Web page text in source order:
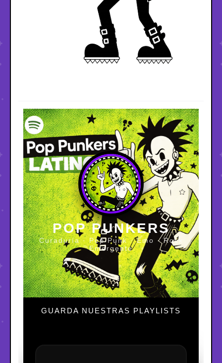
POP PUNKERS
Curaduría · Pop Punk · Emo · Rock
Emergente
GUARDA NUESTRAS PLAYLISTS